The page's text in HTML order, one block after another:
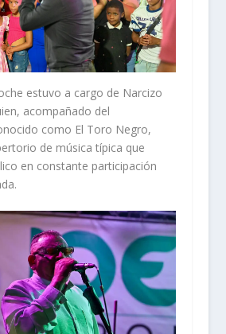
estuvo a cargo de Narcizo
acompañado del
como El Toro Negro,
de música típica que
en constante participación